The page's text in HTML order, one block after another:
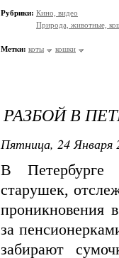
Рубрики: Кино, видео
Природа, животные,
Метки: коты кошки
РАЗБОЙ В
Пятница, 24 Января
В Петербурге
старушек,
проникновения
за
забирают